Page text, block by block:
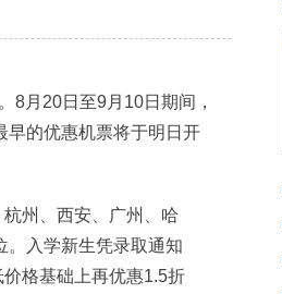
8月20日至9月10日期间，
早的优惠机票将于明日开
州、西安、广州、哈
。入学新生凭录取通知
格基础上再优惠1.5折